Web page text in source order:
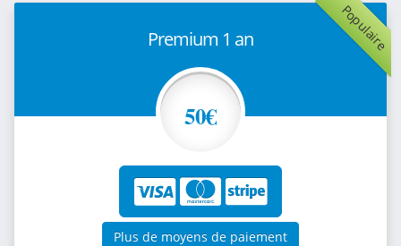
Populaire
Premium 1 an
50€
Plus de moyens de paiement